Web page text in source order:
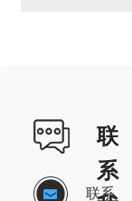
联
系
联系